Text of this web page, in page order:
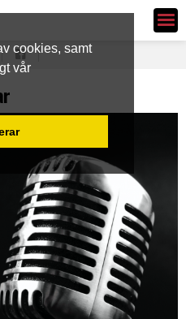
cookies, samt
vår
Ledarsidorna.se